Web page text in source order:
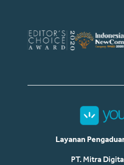
Layanan
PT. Mitra